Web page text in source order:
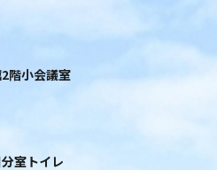
階小会議室
室トイレ